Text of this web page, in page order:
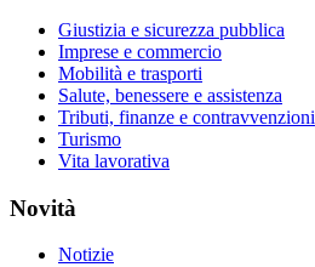
Giustizia e sicurezza pubblica
Imprese e commercio
Mobilità e trasporti
Salute, benessere e assistenza
Tributi, finanze e contravvenzioni
Turismo
Vita lavorativa
Novità
Notizie